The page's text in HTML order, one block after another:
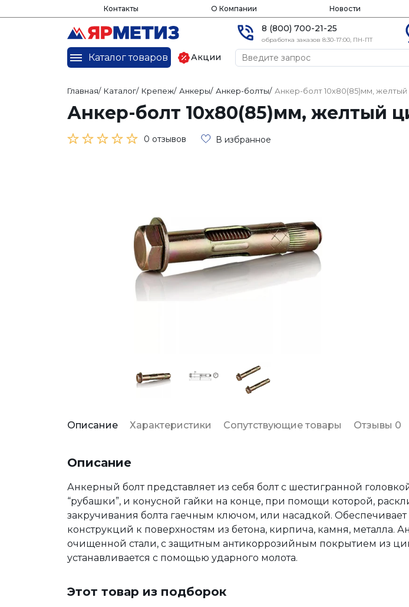
Контакты О Компании Новости
8 (800) 700-21-25
обработка заказов 8:30-17:00, ПН-ПТ
Каталог товаров Акции
Главная/ Каталог/ Крепеж/ Анкеры/ Анкер-болты/ Анкер-болт 10х80(85)мм, желтый
Анкер-болт 10х80(85)мм, желтый
0 отзывов В избранное
Описание Характеристики Сопутствующие товары Отзывы 0
Описание
Анкерный болт представляет из себя болт с шестигранной
“рубашки”, и конусной гайки на конце, при помощи которой,
закручивания болта гаечным ключом, или насадкой.
конструкций к поверхностям из бетона, кирпича, камня, металла.
очищенной стали, с защитным антикоррозийным покрытием из
устанавливается с помощью ударного молота.
Этот товар из подборок